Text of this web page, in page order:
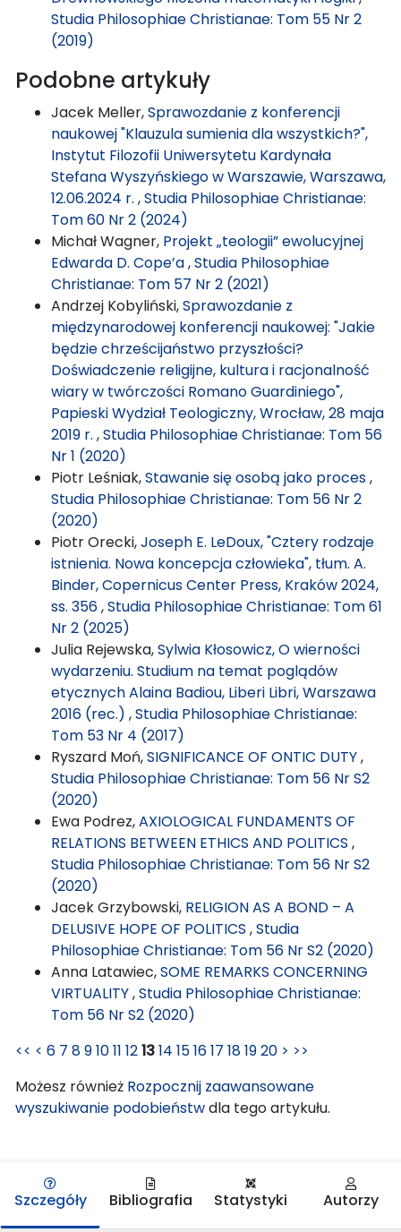
Studia Philosophiae Christianae: Tom 55 Nr 2
(2019)
Podobne artykuły
Jacek Meller,Sprawozdanie z konferencji
naukowej "Klauzula sumienia dla wszystkich?",
Instytut Filozofii Uniwersytetu Kardynała
Stefana Wyszyńskiego w Warszawie, Warszawa,
12.06.2024 r. ,Studia Philosophiae Christianae:
Tom 60 Nr 2 (2024)
Michał Wagner, Projekt „teologii” ewolucyjnej
Edwarda D. Cope’a,Studia Philosophiae
Christianae: Tom 57 Nr 2 (2021)
Andrzej Kobyliński,Sprawozdanie z
międzynarodowej konferencji naukowej: "Jakie
będzie chrześcijaństwo przyszłości?
Doświadczenie religijne, kultura i racjonalność
wiary w twórczości Romano Guardiniego",
Papieski Wydział Teologiczny, Wrocław, 28 maja
2019 r. ,Studia Philosophiae Christianae: Tom 56
Nr 1 (2020)
Piotr Leśniak,Stawanie się osobą jako proces,
Studia Philosophiae Christianae: Tom 56 Nr 2
(2020)
Piotr Orecki,Joseph E. LeDoux, "Cztery rodzaje
istnienia. Nowa koncepcja człowieka", tłum. A.
Binder, Copernicus Center Press, Kraków 2024,
ss. 356,Studia Philosophiae Christianae: Tom 61
Nr 2 (2025)
Julia Rejewska,Sylwia Kłosowicz, O wierności
wydarzeniu. Studium na temat poglądów
etycznych Alaina Badiou, Liberi Libri, Warszawa
2016 (rec.) ,Studia Philosophiae Christianae:
Tom 53 Nr 4 (2017)
Ryszard Moń,SIGNIFICANCE OF ONTIC DUTY,
Studia Philosophiae Christianae: Tom 56 Nr S2
(2020)
Ewa Podrez,AXIOLOGICAL FUNDAMENTS OF
RELATIONS BETWEEN ETHICS AND POLITICS ,
Studia Philosophiae Christianae: Tom 56 Nr S2
(2020)
Jacek Grzybowski, RELIGION AS A BOND – A
DELUSIVE HOPE OF POLITICS ,Studia
Philosophiae Christianae: Tom 56 Nr S2 (2020)
Anna Latawiec,SOME REMARKS CONCERNING
VIRTUALITY,Studia Philosophiae Christianae:
Tom 56 Nr S2 (2020)
<< < 6 7 891011 121314 151617 181920 > >>
Możesz również Rozpocznij zaawansowane
wyszukiwanie podobieństwdla tego artykułu.
Szczegóły Bibliografia Statystyki Autorzy